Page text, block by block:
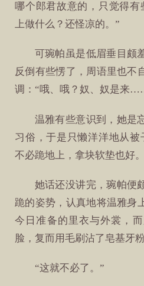
哪个郎君故意的，只觉得有
上做什么？还怪凉的。”
可琬帕虽是低眉垂目颇
反倒有些愣了，周语里也不
调：“哦、哦？奴、奴是来
温雅有些意识到，她是
习俗，于是只懒洋洋地从
不必跪地上，拿块软垫也好
她话还没讲完，琬帕便
跪的姿势，认真地将温雅身
今日准备的里衣与外裳，
脸，复而用毛刷沾了皂基牙
“这就不必了。”